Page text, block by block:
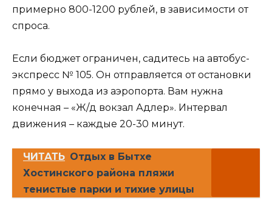
примерно 800-1200 рублей, в зависимости от
спроса.
Если бюджет ограничен, садитесь на автобус-
экспресс № 105. Он отправляется от остановки
прямо у выхода из аэропорта. Вам нужна
конечная – «Ж/д вокзал Адлер». Интервал
движения – каждые 20-30 минут.
ЧИТАТЬ Отдых в Бытхе
Хостинского района пляжи
тенистые парки и тихие улицы